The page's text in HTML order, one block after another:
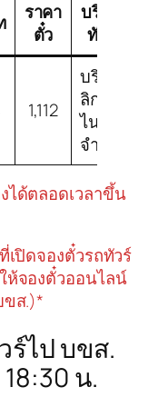
ราคา
ตั๋ว
บริษัท
ทัวร์
1,112
บริษัท
ลิก
ไนท์
จำกัด
ได้ตลอดเวลาขึ้น
เปิดจองตั๋วรถทัวร์
ห้จองตั๋วออนไลน์
ขส.)*
ร์ไป บขส.
น.